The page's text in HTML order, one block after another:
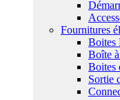
Fournitures
Boites
Boîte
Boites
Sortie